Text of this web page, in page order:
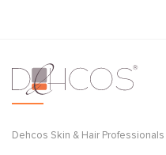
Dehcos Skin & Hair